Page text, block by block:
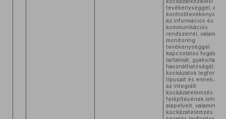
tevékenységgel, a
az információs és
kommunikációs
rendszerrel, valamint
monitoring
tevékenységgel
kapcsolatos fogalmak
tartalmát, gyakorlati
használhatóságát; a
kockázatok
típusait és ennek
az integrált
kockázatelemzés
felépítésének
alapelveit, valamint a
kockázatelemzés és